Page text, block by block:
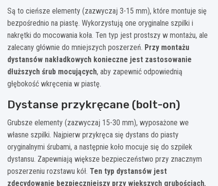
Są to cieńsze elementy (zazwyczaj 3-15 mm), które montuje się
bezpośrednio na piastę. Wykorzystują one oryginalne szpilki i
nakrętki do mocowania koła. Ten typ jest prostszy w montażu, ale
zalecany głównie do mniejszych poszerzeń. Przy montażu
dystansów nakładkowych konieczne jest zastosowanie
dłuższych śrub mocujących, aby zapewnić odpowiednią
głębokość wkręcenia w piastę.
Dystanse przykręcane (bolt-on)
Grubsze elementy (zazwyczaj 15-30 mm), wyposażone we
własne szpilki. Najpierw przykręca się dystans do piasty
oryginalnymi śrubami, a następnie koło mocuje się do szpilek
dystansu. Zapewniają większe bezpieczeństwo przy znacznym
poszerzeniu rozstawu kół. Ten typ dystansów jest
zdecydowanie bezpieczniejszy przy większych grubościach,